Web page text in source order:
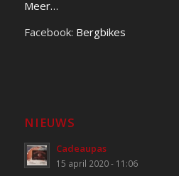
Meer…
Facebook: Bergbikes
NIEUWS
Cadeaupas
15 april 2020 - 11:06